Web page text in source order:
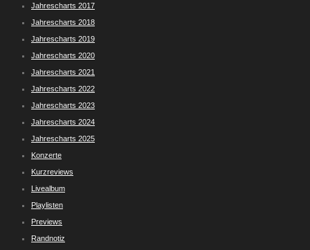
Jahrescharts 2017
Jahrescharts 2018
Jahrescharts 2019
Jahrescharts 2020
Jahrescharts 2021
Jahrescharts 2022
Jahrescharts 2023
Jahrescharts 2024
Jahrescharts 2025
Konzerte
Kurzreviews
Livealbum
Playlisten
Previews
Randnotiz